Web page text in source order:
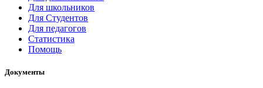
Для школьников
Для Студентов
Для педагогов
Статистика
Помощь
Документы